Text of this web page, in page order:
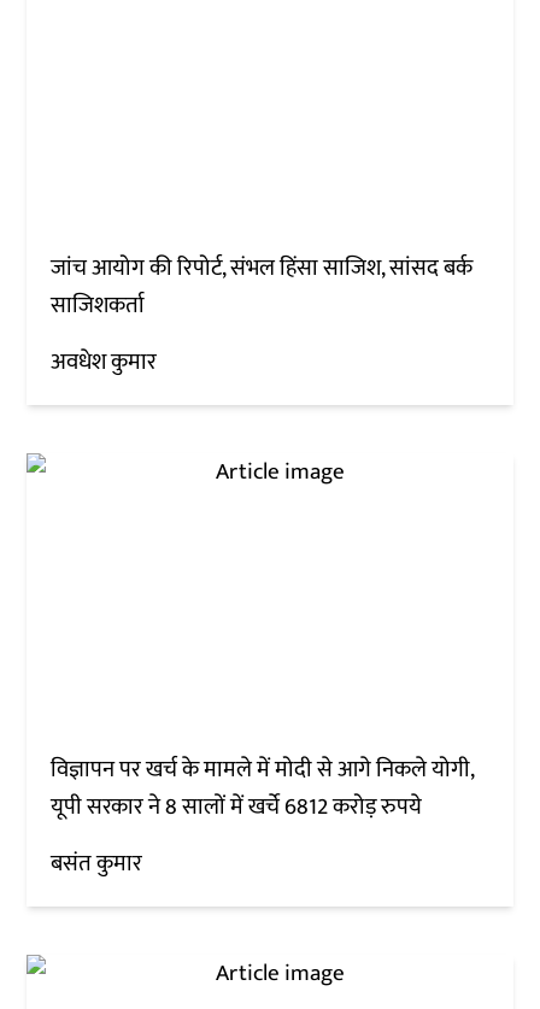
जांच आयोग की रिपोर्ट, संभल हिंसा साजिश, सांसद बर्क
साजिशकर्ता
अवधेश कुमार
विज्ञापन पर खर्च के मामले में मोदी से आगे निकले योगी,
यूपी सरकार ने 8 सालों में खर्चे 6812 करोड़ रुपये
बसंत कुमार